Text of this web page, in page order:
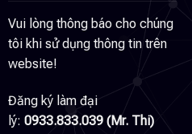
Vui lòng thông báo cho chúng
tôi khi sử dụng thông tin trên
website!
Đăng ký làm đại
lý: 0933.833.039 (Mr. Thi)